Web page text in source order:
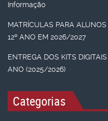
Informação
MATRÍCULAS PARA
12º ANO EM 2026/2027
ENTREGA DOS KITS
ANO (2025/2026)
Categorias